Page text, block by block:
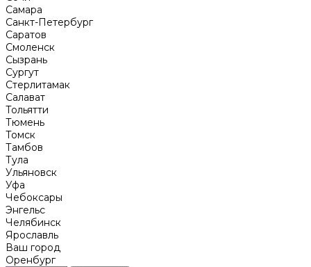
Самара
Санкт-Петербург
Саратов
Смоленск
Сызрань
Сургут
Стерлитамак
Салават
Тольятти
Тюмень
Томск
Тамбов
Тула
Ульяновск
Уфа
Чебоксары
Энгельс
Челябинск
Ярославль
Ваш город
Оренбург